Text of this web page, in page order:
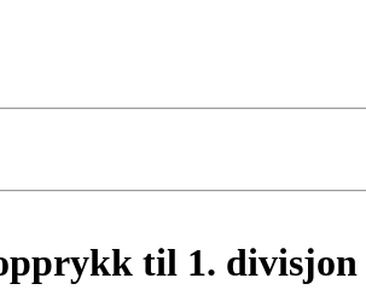
til 1. divisjon